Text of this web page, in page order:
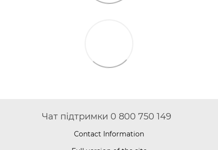
Чат підтримки 0 800 750 149
Contact Information